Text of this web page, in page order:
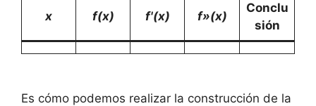
x f(x) f'(x) f»(x)
Conclu
sión
Es cómo podemos realizar la construcción de la